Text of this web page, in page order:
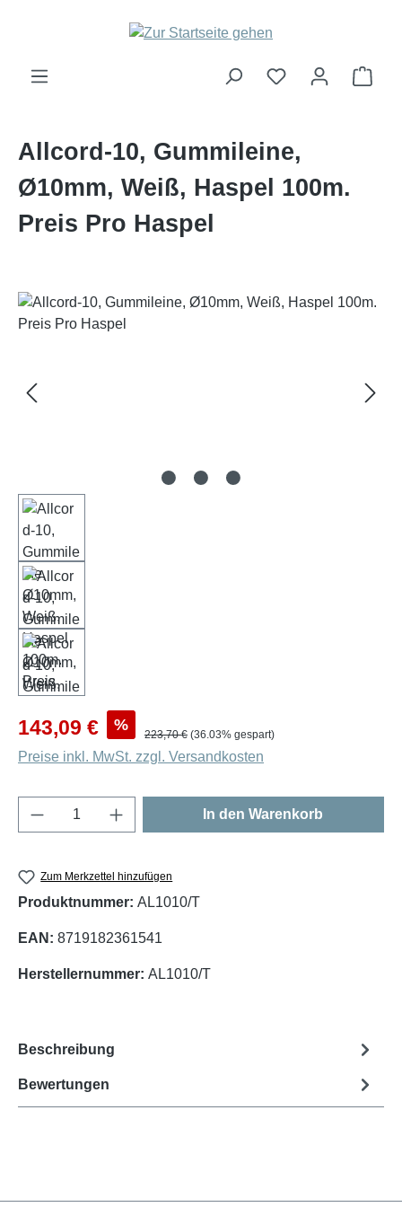
Zum Hauptinhalt springen
Allcord-10, Gummileine,
Ø10mm, Weiß, Haspel 100m.
Preis Pro Haspel
Bildergalerie überspringen
Verkaufspreis:
143,09 € % Regulärer Preis:
223,70 € (36.03% gespart)
Preise inkl. MwSt. zzgl. Versandkosten
Produkt Anzahl: Gib den gewünschten
In den Warenkorb
Zum Merkzettel hinzufügen
Produktnummer: AL1010/T
EAN: 8719182361541
Herstellernummer: AL1010/T
Beschreibung
Bewertungen